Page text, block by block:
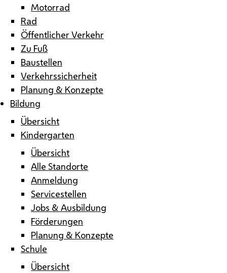
Motorrad
Rad
Öffentlicher Verkehr
Zu Fuß
Baustellen
Verkehrssicherheit
Planung & Konzepte
Bildung
Übersicht
Kindergarten
Übersicht
Alle Standorte
Anmeldung
Servicestellen
Jobs & Ausbildung
Förderungen
Planung & Konzepte
Schule
Übersicht